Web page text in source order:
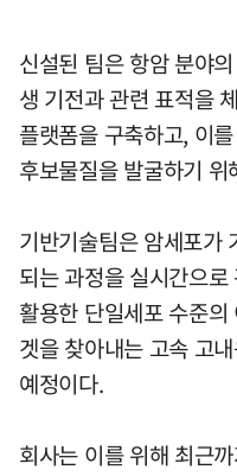
신설된 팀은 항암 분야
생 기전과 관련 표적을
플랫폼을 구축하고, 이
후보물질을 발굴하기 위
기반기술팀은 암세포가
되는 과정을 실시간으
활용한 단일세포 수준
겟을 찾아내는 고속 고
예정이다.
회사는 이를 위해 최근